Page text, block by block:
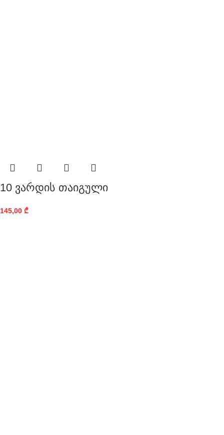
10 ვარდის თაიგული
145,00 ₾